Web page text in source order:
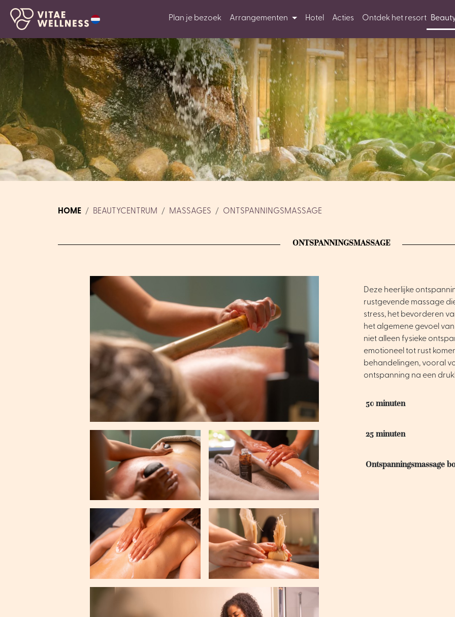
Plan je bezoek Arrangementen Hotel Acties Ontdek het resort
HOME BEAUTYCENTRUM MASSAGES ONTSPANNINGSMASSAGE
ONTSPANNINGSMASSAGE
Deze heerlijke
rustgevende massage
stress, het bevorderen
het algemene gevoel
niet alleen fysieke
emotioneel tot rust
behandelingen, vooral
ontspanning na een
50 minuten
25 minuten
Ontspanningsmassage